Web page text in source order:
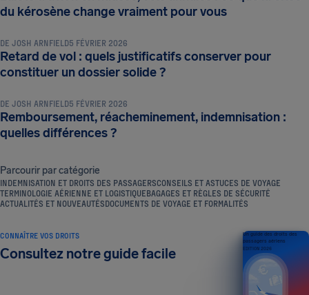
du kérosène change vraiment pour vous
ACTUALITÉS ET NOUVEAUTÉS
DE JOSH ARNFIELD5 FÉVRIER 2026
Retard de vol : quels justificatifs conserver pour
constituer un dossier solide ?
DE JOSH ARNFIELD5 FÉVRIER 2026
Remboursement, réacheminement, indemnisation :
quelles différences ?
Parcourir par catégorie
INDEMNISATION ET DROITS DES PASSAGERSCONSEILS ET ASTUCES DE VOYAGE
TERMINOLOGIE AÉRIENNE ET LOGISTIQUEBAGAGES ET RÈGLES DE SÉCURITÉ
ACTUALITÉS ET NOUVEAUTÉSDOCUMENTS DE VOYAGE ET FORMALITÉS
CONNAÎTRE VOS DROITS
Consultez notre guide facile
Un guide des droits des
passagers aériens
ÉDITION 2026